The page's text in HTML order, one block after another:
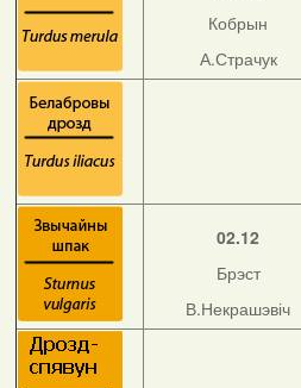
Кобрын
А.Страчук
02.12
Брэст
В.Некрашэвіч